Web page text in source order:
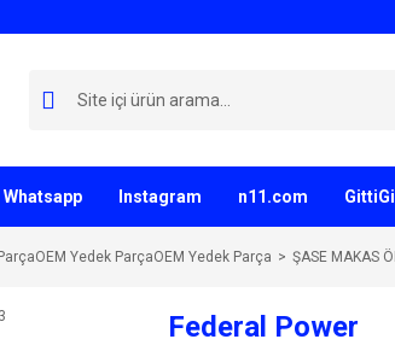
Whatsapp Instagram n11.com
Yedek ParçaOEM Yedek Parça ŞASE MAKAS
Federal Power